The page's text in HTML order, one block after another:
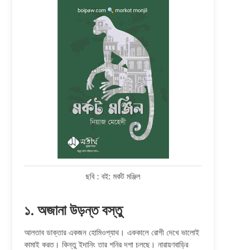
ছবি : বই: মর্কট মঞ্জিল
১. অজানা উড়ন্ত বস্তু
আলতাব ডাক্তার একজন হোমিওপ্যাথ। এককালে রোগী দেখে ভালোই
কামাই করত। কিন্তু ইদানিং তার শনির দশা চলছে। নারায়ণবাড়ির